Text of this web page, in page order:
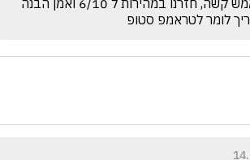
לומר לטראמפ סטופ